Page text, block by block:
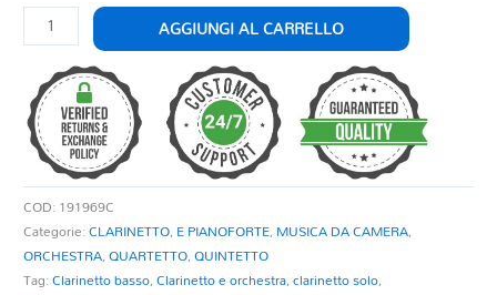
HOMAGE
TO
CHINA
quantità
AGGIUNGI AL CARRELLO
COD: 191969C
Categorie:CLARINETTO, E PIANOFORTE, MUSICA DA CAMERA,
ORCHESTRA,QUARTETTO,QUINTETTO
Tag:Clarinetto basso,Clarinetto e orchestra,clarinetto solo,